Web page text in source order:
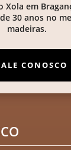
Xola em
30 anos no
madeiras.
CONOSCO